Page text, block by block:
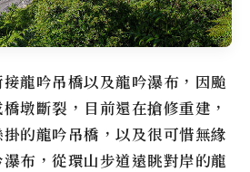
龍吟吊橋以及龍吟瀑布，因颱
墩斷裂，目前還在搶修重建，
的龍吟吊橋，以及很可惜無緣
布，從環山步道遠眺對岸的龍